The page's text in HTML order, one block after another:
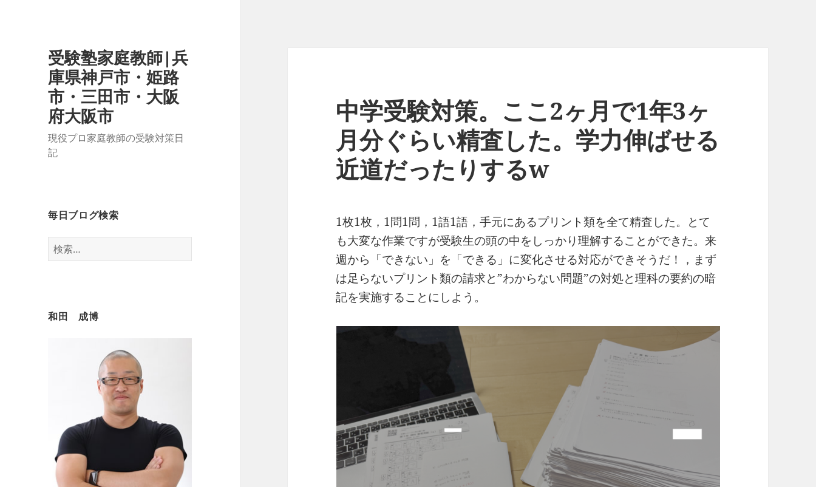
受験塾家庭教師|兵
庫県神戸市・姫路
市・三田市・大阪
府大阪市
現役プロ家庭教師の受験対策日
記
毎日ブログ検索
検
索:
和田 成博
中学受験対策。ここ2ヶ月で1年3ヶ
月分ぐらい精査した。学力伸ばせる
近道だったりするw
1枚1枚，1問1問，1語1語，手元にあるプリント類を全て精査した。とて
も大変な作業ですが受験生の頭の中をしっかり理解することができた。来
週から「できない」を「できる」に変化させる対応ができそうだ！，まず
は足らないプリント類の請求と”わからない問題”の対処と理科の要約の暗
記を実施することにしよう。